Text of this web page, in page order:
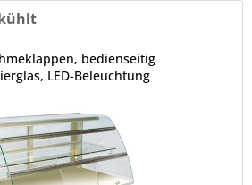
bedienseitig
LED-Beleuchtung